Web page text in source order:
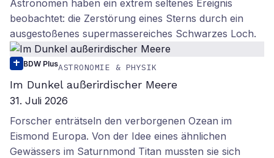
Astronomen haben ein extrem seltenes Ereignis
beobachtet: die Zerstörung eines Sterns durch ein
ausgestoßenes supermassereiches Schwarzes Loch.
BDW PlusASTRONOMIE & PHYSIK
Im Dunkel außerirdischer Meere
31. Juli 2026
Forscher enträtseln den verborgenen Ozean im
Eismond Europa. Von der Idee eines ähnlichen
Gewässers im Saturnmond Titan mussten sie sich